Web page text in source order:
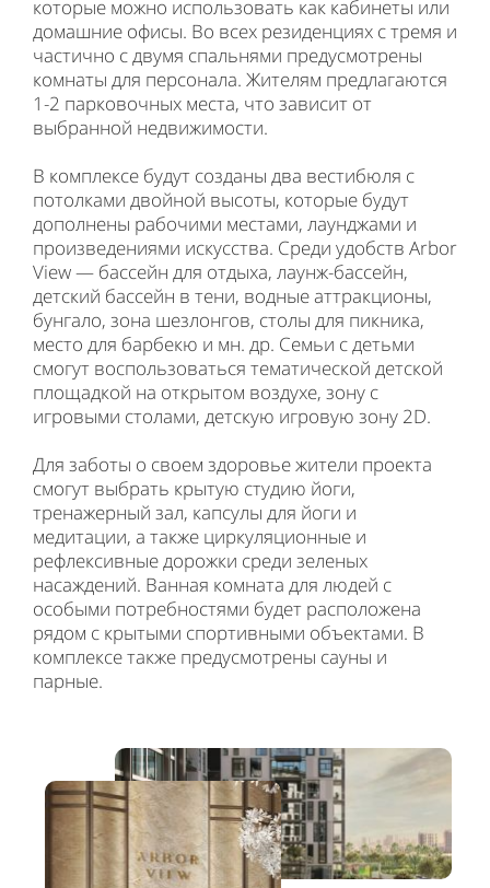
которые можно использовать как кабинеты или
домашние офисы. Во всех резиденциях с тремя и
частично с двумя спальнями предусмотрены
комнаты для персонала. Жителям предлагаются
1-2 парковочных места, что зависит от
выбранной недвижимости.
В комплексе будут созданы два вестибюля с
потолками двойной высоты, которые будут
дополнены рабочими местами, лаунджами и
произведениями искусства. Среди удобств Arbor
View — бассейн для отдыха, лаунж-бассейн,
детский бассейн в тени, водные аттракционы,
бунгало, зона шезлонгов, столы для пикника,
место для барбекю и мн. др. Семьи с детьми
смогут воспользоваться тематической детской
площадкой на открытом воздухе, зону с
игровыми столами, детскую игровую зону 2D.
Для заботы о своем здоровье жители проекта
смогут выбрать крытую студию йоги,
тренажерный зал, капсулы для йоги и
медитации, а также циркуляционные и
рефлексивные дорожки среди зеленых
насаждений. Ванная комната для людей с
особыми потребностями будет расположена
рядом с крытыми спортивными объектами. В
комплексе также предусмотрены сауны и
парные.